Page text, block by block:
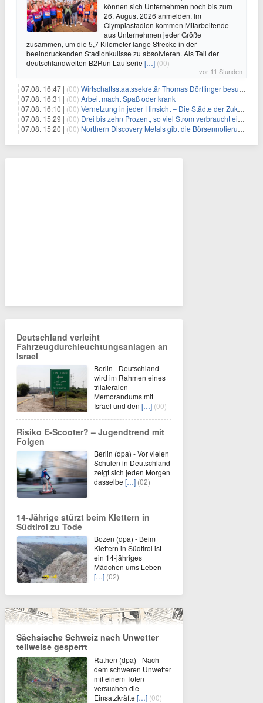
können sich Unternehmen noch bis zum
26. August 2026 anmelden. Im
Olympiastadion kommen Mitarbeitende
aus Unternehmen jeder Größe
zusammen, um die 5,7 Kilometer lange Strecke in der
beeindruckenden Stadionkulisse zu absolvieren. Als Teil der
deutschlandweiten B2Run Laufserie […] (00)
vor 11 Stunden
07.08. 16:47 | (00) Wirtschaftsstaatssekretär Thomas Dörflinger besucht Handwerksbetrieb im Kammerbezirk Freiburg
07.08. 16:31 | (00) Arbeit macht Spaß oder krank
07.08. 16:10 | (00) Vernetzung in jeder Hinsicht – Die Städte der Zukunft sind grün-blau
07.08. 15:29 | (00) Drei bis zehn Prozent, so viel Strom verbraucht ein Aufzug im Gebäude
07.08. 15:20 | (00) Northern Discovery Metals gibt die Börsennotierung an der Frankfurter Wertpapierbörse bekannt
Deutschland verleiht
Fahrzeugdurchleuchtungsanlagen an
Israel
Berlin - Deutschland
wird im Rahmen eines
trilateralen
Memorandums mit
Israel und den […] (00)
Risiko E-Scooter? – Jugendtrend mit
Folgen
Berlin (dpa) - Vor vielen
Schulen in Deutschland
zeigt sich jeden Morgen
dasselbe […] (02)
14-Jährige stürzt beim Klettern in
Südtirol zu Tode
Bozen (dpa) - Beim
Klettern in Südtirol ist
ein 14-jähriges
Mädchen ums Leben
[…] (02)
Sächsische Schweiz nach Unwetter
teilweise gesperrt
Rathen (dpa) - Nach
dem schweren Unwetter
mit einem Toten
versuchen die
Einsatzkräfte […] (00)